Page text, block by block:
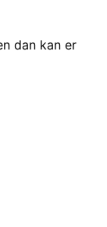
dan kan er